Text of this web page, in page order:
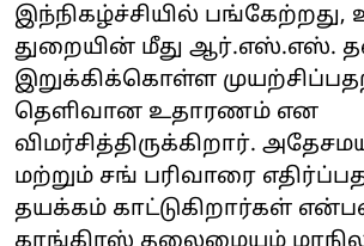
இந்நிகழ்ச்சியில் பங்கேற்றது,
துறையின் மீது ஆர்.எஸ்.எஸ்.
இறுக்கிக்கொள்ள
தெளிவான உதாரணம் என
விமர்சித்திருக்கிறார்.
மற்றும் சங் பரிவாரை
தயக்கம் காட்டுகிறார்கள்